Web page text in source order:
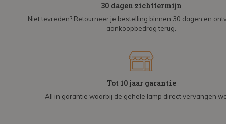
30 dagen zichttermijn
Niet tevreden? Retourneer je bestelling binnen 30 dagen en
aankoopbedrag terug.
Tot 10 jaar garantie
All in garantie waarbij de gehele lamp direct vervangen